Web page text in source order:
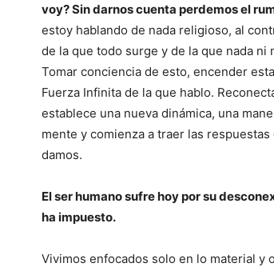
voy? Sin darnos cuenta perdemos el
estoy hablando de nada religioso, al
de la que todo surge y de la que nada
Tomar conciencia de esto, encender
Fuerza Infinita de la que hablo.
establece una nueva dinámica, una
mente y comienza a traer las
damos.
El ser humano sufre hoy por su
ha impuesto.
Vivimos enfocados solo en lo material y